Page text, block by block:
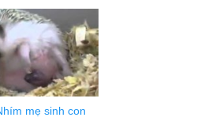
mẹ sinh con